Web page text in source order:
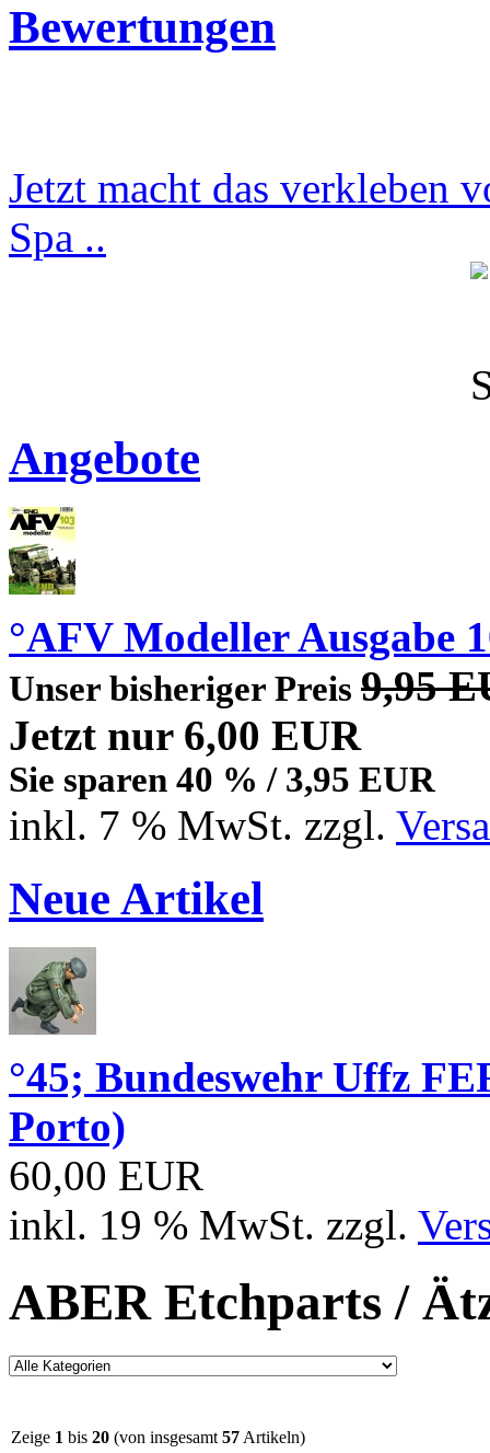
Bewertungen
Jetzt macht das verkleben
Spa ..
Angebote
°AFV Modeller Ausgabe
Unser bisheriger Preis 9,95
Jetzt nur 6,00 EUR
Sie sparen 40 % / 3,95 EUR
inkl. 7 % MwSt. zzgl.
Neue Artikel
°45; Bundeswehr Uffz
Porto)
60,00 EUR
inkl. 19 % MwSt. zzgl.
ABER Etchparts /
Zeige 1 bis 20 (von insgesamt 57 Artikeln)